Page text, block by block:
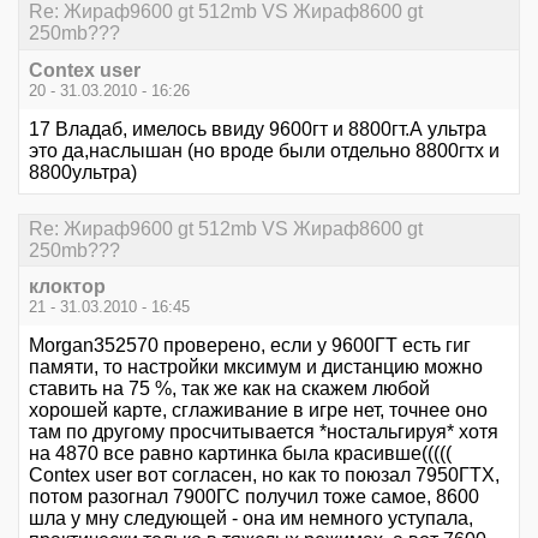
Re: Жираф9600 gt 512mb VS Жираф8600 gt
250mb???
Contex user
20 - 31.03.2010 - 16:26
17 Владаб, имелось ввиду 9600гт и 8800гт.А ультра
это да,наслышан (но вроде были отдельно 8800гтх и
8800ультра)
Re: Жираф9600 gt 512mb VS Жираф8600 gt
250mb???
клоктор
21 - 31.03.2010 - 16:45
Morgan352570 проверено, если у 9600ГТ есть гиг
памяти, то настройки мксимум и дистанцию можно
ставить на 75 %, так же как на скажем любой
хорошей карте, сглаживание в игре нет, точнее оно
там по другому просчитывается *ностальгируя* хотя
на 4870 все равно картинка была красивше(((((
Contex user вот согласен, но как то поюзал 7950ГТХ,
потом разогнал 7900ГС получил тоже самое, 8600
шла у мну следующей - она им немного уступала,